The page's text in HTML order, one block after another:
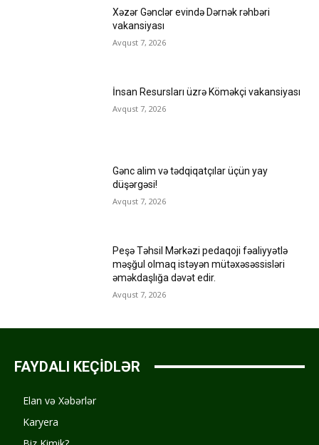
Xəzər Gənclər evində Dərnək rəhbəri
vakansiyası
Avqust 7, 2026
İnsan Resursları üzrə Köməkçi vakansiyası
Avqust 7, 2026
Gənc alim və tədqiqatçılar üçün yay
düşərgəsi!
Avqust 7, 2026
Peşə Təhsil Mərkəzi pedaqoji fəaliyyətlə
məşğul olmaq istəyən mütəxəsəssisləri
əməkdaşlığa dəvət edir.
Avqust 7, 2026
FAYDALI KEÇİDLƏR
Elan və Xəbərlər
Karyera